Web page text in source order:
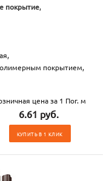
покрытие,
покрытием,
цена за 1 Пог. м
6.61 руб.
КУПИТЬ В 1 КЛИК